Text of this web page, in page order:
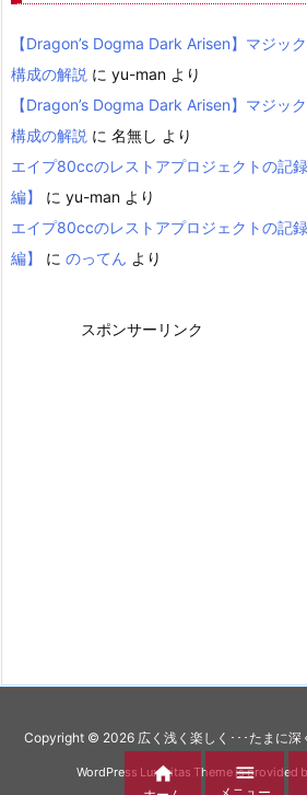
【Dragon’s Dogma Dark Arisen】マジッ
構成の解説 に yu-man より
【Dragon’s Dogma Dark Arisen】マジッ
構成の解説 に 名無し より
エイプ80ccのレストアプロジェクトの記
編】
に yu-man より
エイプ80ccのレストアプロジェクトの記
編】
に のってん より
スポンサーリンク
Copyright © 2026 広く浅く楽しく･･･たまに深
WordPress Luxeritas Theme is provided
 
メニュー